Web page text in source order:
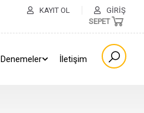
KAYIT OL
GIRIŞ
SEPET
Denemeler İletişim